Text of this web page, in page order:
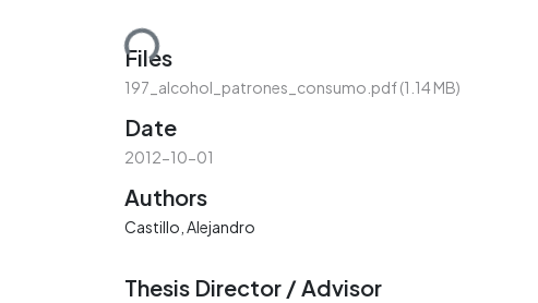
Loading...
Files
197_alcohol_patrones_consumo.pdf(1.14 MB)
Date
2012-10-01
Authors
Castillo, Alejandro
Thesis Director / Advisor